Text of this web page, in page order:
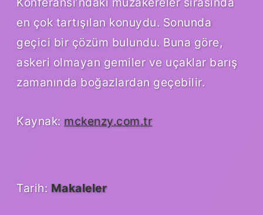
en çok tartışılan konuydu. Sonunda
geçici bir çözüm bulundu. Buna göre,
askeri olmayan gemiler ve uçaklar barış
zamanında boğazlardan geçebilir.
Kaynak: mckenzy.com.tr
Tarih: Makaleler